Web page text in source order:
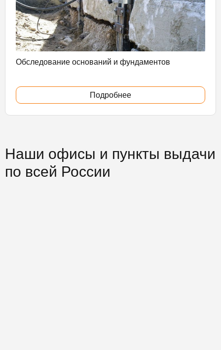
Обследование оснований и фундаментов
Подробнее
Наши офисы и пункты выдачи
по всей России